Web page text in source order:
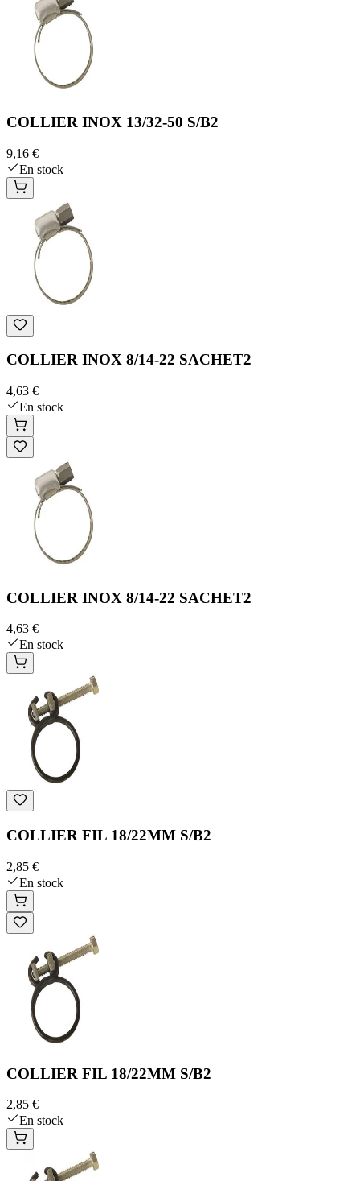
COLLIER INOX 13/32-50 S/B2
9,16 €
En stock
COLLIER INOX 8/14-22 SACHET2
4,63 €
En stock
COLLIER INOX 8/14-22 SACHET2
4,63 €
En stock
COLLIER FIL 18/22MM S/B2
2,85 €
En stock
COLLIER FIL 18/22MM S/B2
2,85 €
En stock